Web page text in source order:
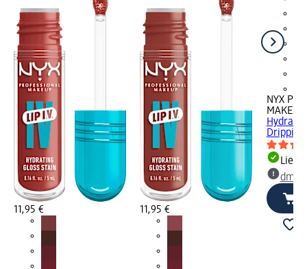
11,95 € 11,95 €
NYX
MAKEUP
dm